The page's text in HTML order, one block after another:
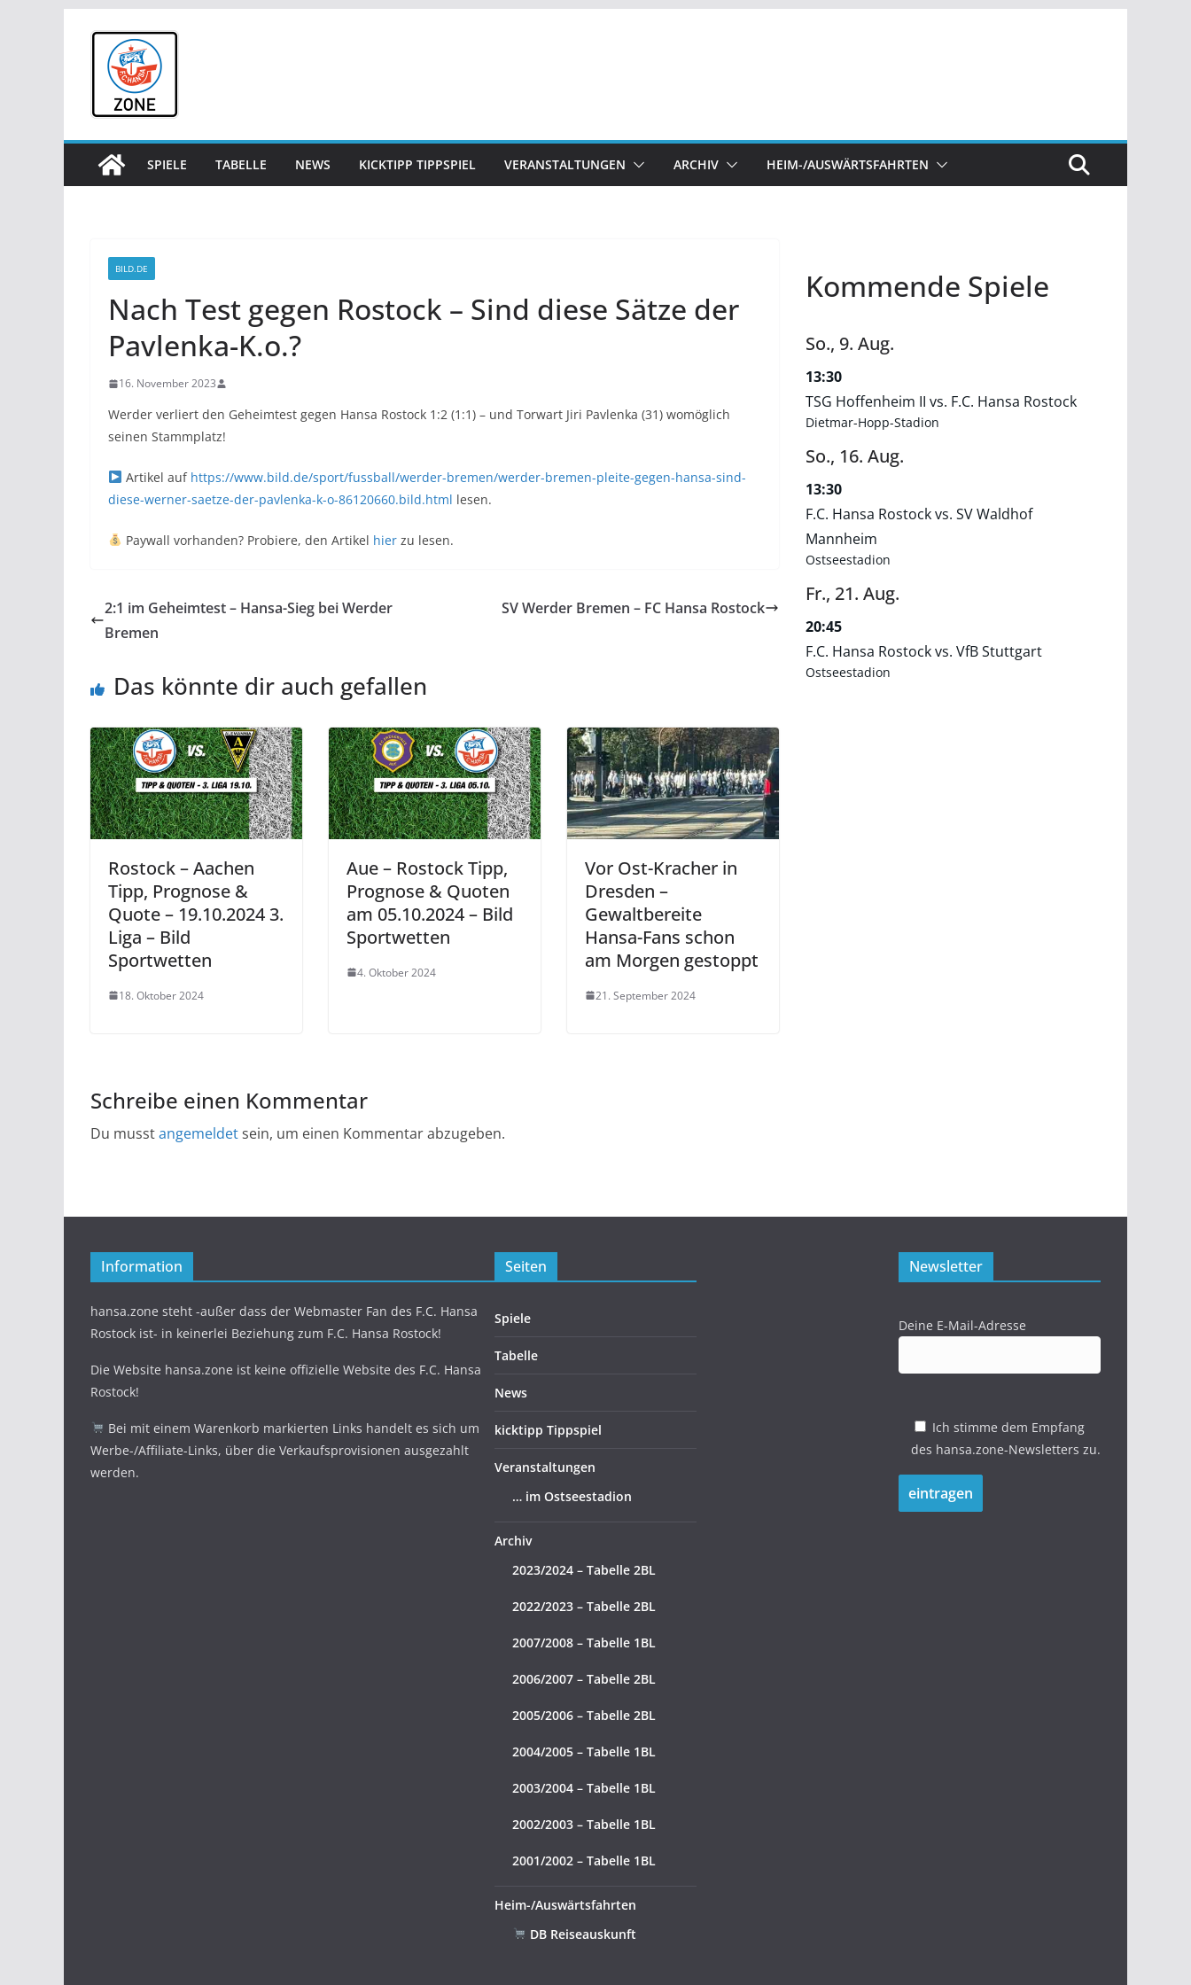
springen
SPIELE TABELLE NEWS KICKTIPP TIPPSPIEL VERANSTALTUNGEN ARCHIV HEIM-/AUSWÄRTSFAHRTEN
BILD.DE
Nach Test gegen Rostock – Sind diese Sätze der
Pavlenka-K.o.?
16. November 2023
Werder verliert den Geheimtest gegen Hansa Rostock 1:2 (1:1) – und Torwart Jiri Pavlenka (31) womöglich
seinen Stammplatz!
Artikel auf https://www.bild.de/sport/fussball/werder-bremen/werder-bremen-pleite-gegen-hansa-sind-
diese-werner-saetze-der-pavlenka-k-o-86120660.bild.html lesen.
Paywall vorhanden? Probiere, den Artikel hierzu lesen.
2:1 im Geheimtest – Hansa-Sieg bei Werder
Bremen
SV Werder Bremen – FC Hansa Rostock
Das könnte dir auch gefallen
Rostock – Aachen
Tipp, Prognose &
Quote – 19.10.2024 3.
Liga – Bild
Sportwetten
18. Oktober 2024
Aue – Rostock Tipp,
Prognose & Quoten
am 05.10.2024 – Bild
Sportwetten
4. Oktober 2024
Vor Ost-Kracher in
Dresden –
Gewaltbereite
Hansa-Fans schon
am Morgen gestoppt
21. September 2024
Schreibe einen Kommentar
Du musstangemeldetsein, um einen Kommentar abzugeben.
Kommende Spiele
So., 9. Aug.
13:30
TSG Hoffenheim II vs. F.C. Hansa Rostock
Dietmar-Hopp-Stadion
So., 16. Aug.
13:30
F.C. Hansa Rostock vs. SV Waldhof
Mannheim
Ostseestadion
Fr., 21. Aug.
20:45
F.C. Hansa Rostock vs. VfB Stuttgart
Ostseestadion
Information
hansa.zone steht -außer dass der Webmaster Fan des F.C. Hansa
Rostock ist- in keinerlei Beziehung zum F.C. Hansa Rostock!
Die Website hansa.zone ist keine offizielle Website des F.C. Hansa
Rostock!
Bei mit einem Warenkorb markierten Links handelt es sich um
Werbe-/Affiliate-Links, über die Verkaufsprovisionen ausgezahlt
werden.
Seiten
Spiele
Tabelle
News
kicktipp Tippspiel
Veranstaltungen
… im Ostseestadion
Archiv
2023/2024 – Tabelle 2BL
2022/2023 – Tabelle 2BL
2007/2008 – Tabelle 1BL
2006/2007 – Tabelle 2BL
2005/2006 – Tabelle 2BL
2004/2005 – Tabelle 1BL
2003/2004 – Tabelle 1BL
2002/2003 – Tabelle 1BL
2001/2002 – Tabelle 1BL
Heim-/Auswärtsfahrten
DB Reiseauskunft
Newsletter
Deine E-Mail-Adresse
Ich stimme dem Empfang
des hansa.zone-Newsletters zu.